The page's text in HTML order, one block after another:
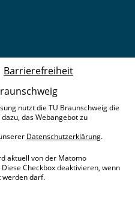
Barrierefreiheit
nutzt die TU Braunschweig die
das Webangebot zu
Datenschutzerklärung.
aktuell von der Matomo
Checkbox deaktivieren, wenn
werden darf.